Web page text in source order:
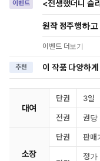
이벤트 <전생했더니 슬
원작 정주행하
이벤트 더보기
추천 이 작품 다양하
대여
단권 3일
전권 권당
소장
단권 판매
정가